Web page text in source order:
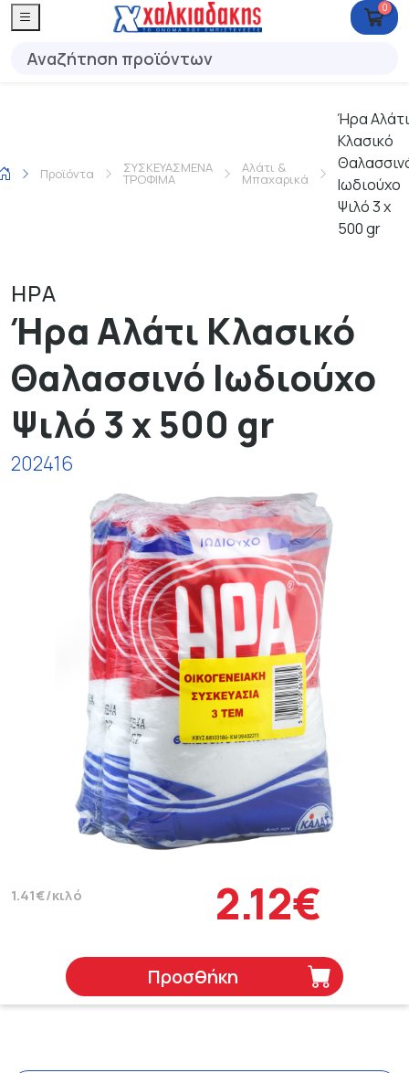
0
Προϊόντα ΣΥΣΚΕΥΑΣΜΕΝΑ
ΤΡΟΦΙΜΑ
Αλάτι &
Μπαχαρικά
Ήρα Αλάτι
Κλασικό
Ιωδιούχο
Ψιλό 3 x
500 gr
ΗΡΑ
Ήρα Αλάτι Κλασικό
Θαλασσινό Ιωδιούχο
Ψιλό 3 x 500 gr
202416
1.41€/κιλό 2.12€
Προσθήκη